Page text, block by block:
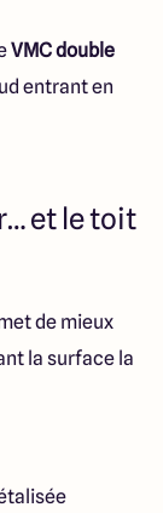
VMC double
entrant en
et le toit
de mieux
la surface la